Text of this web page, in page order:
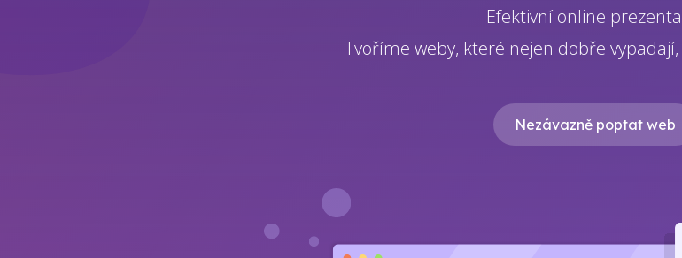
Efektivní online
Tvoříme weby, které nejen dobře
Nezávazně poptat web